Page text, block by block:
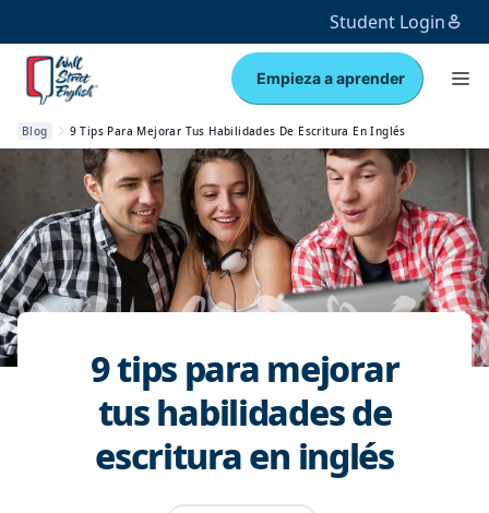
Student Login
Empieza a aprender
Blog 9 Tips Para Mejorar Tus Habilidades De Escritura En Inglés
9 tips para mejorar
tus habilidades de
escritura en inglés